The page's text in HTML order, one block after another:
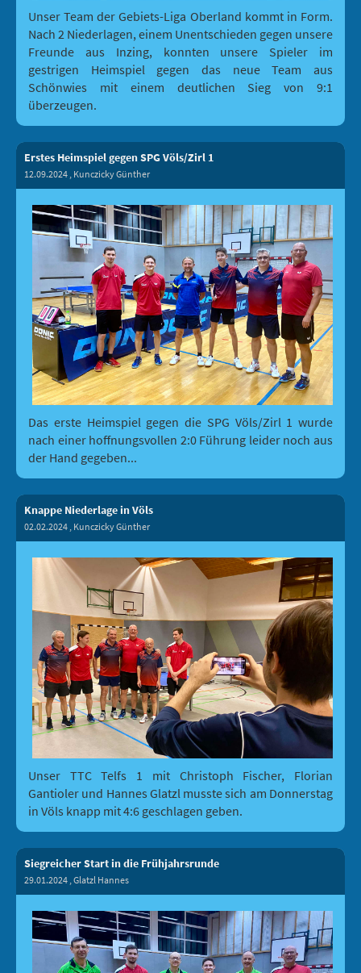
Unser Team der Gebiets-Liga Oberland kommt in Form.
Nach 2 Niederlagen, einem Unentschieden gegen unsere
Freunde aus Inzing, konnten unsere Spieler im
gestrigen Heimspiel gegen das neue Team aus
Schönwies mit einem deutlichen Sieg von 9:1
überzeugen.
Erstes Heimspiel gegen SPG Völs/Zirl 1
12.09.2024 , Kunczicky Günther
Das erste Heimspiel gegen die SPG Völs/Zirl 1 wurde
nach einer hoffnungsvollen 2:0 Führung leider noch aus
der Hand gegeben...
Knappe Niederlage in Völs
02.02.2024 , Kunczicky Günther
Unser TTC Telfs 1 mit Christoph Fischer, Florian
Gantioler und Hannes Glatzl musste sich am Donnerstag
in Völs knapp mit 4:6 geschlagen geben.
Siegreicher Start in die Frühjahrsrunde
29.01.2024 , Glatzl Hannes